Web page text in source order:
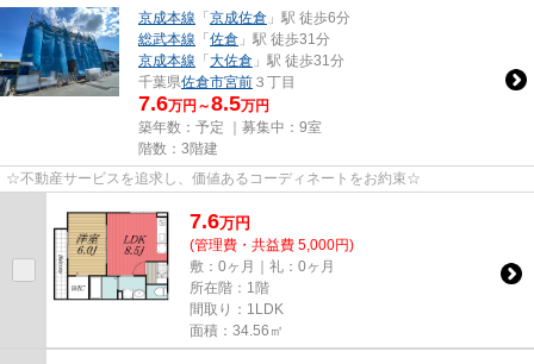
京成本線 「京成佐倉 」駅 徒歩6分
総武本線 「佐倉 」駅 徒歩31分
京成本線 「大佐倉 」駅 徒歩31分
千葉県佐倉市宮前 ３丁目
7.6万円～8.5万円
築年数：予定 ｜募集中： 9室
階数：3階建
☆不動産サービスを追求し、価値あるコーディネートをお約束☆
7.6万円
(管理費・共益費 5,000円)
敷：0ヶ月｜礼：0ヶ月
所在階：1階
間取り：1LDK
面積：34.56㎡